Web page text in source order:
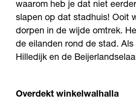
waarom heb je dat niet
slapen op dat stadhuis! Ooit
dorpen in de wijde omtrek.
de eilanden rond de stad.
Hilledijk en de
Overdekt winkelwalhalla